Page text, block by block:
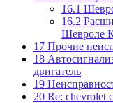
16.1
16.2
Шевроле
17 Прочие
18
двигатель
19
20 Re: chevrolet